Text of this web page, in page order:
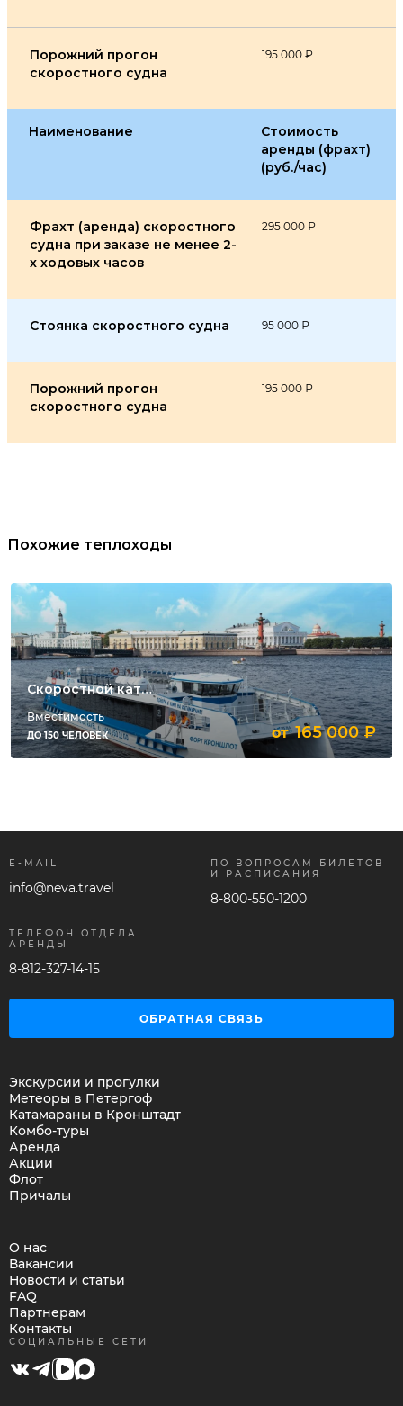
Порожний прогон
скоростного судна
195 000 ₽
Наименование
Стоимость
аренды (фрахт)
(руб./час)
Фрахт (аренда) скоростного
судна при заказе не менее 2-
х ходовых часов
295 000 ₽
Стоянка скоростного судна 95 000 ₽
Порожний прогон
скоростного судна
195 000 ₽
Похожие теплоходы
Скоростной катамаран «Форт Кроншлот»
Вместимость
ДО 150 ЧЕЛОВЕК от 165 000 ₽
E-MAIL
info@neva.travel
ПО ВОПРОСАМ БИЛЕТОВ
И РАСПИСАНИЯ
8-800-550-1200
ТЕЛЕФОН ОТДЕЛА
АРЕНДЫ
8-812-327-14-15
ОБРАТНАЯ СВЯЗЬ
Экскурсии и прогулки
Метеоры в Петергоф
Катамараны в Кронштадт
Комбо-туры
Аренда
Акции
Флот
Причалы
О нас
Вакансии
Новости и статьи
FAQ
Партнерам
Контакты
СОЦИАЛЬНЫЕ СЕТИ